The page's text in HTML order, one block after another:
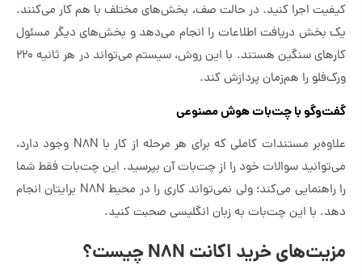
کیفیت اجرا کنید. در حالت صف، بخش‌های مختلف با هم کار می‌کنند.
یک بخش دریافت اطلاعات را انجام می‌دهد و بخش‌های دیگر مسئول
کارهای سنگین هستند. با این روش، سیستم می‌تواند در هر ثانیه ۲۲۰
ورک‌فلو را هم‌زمان پردازش کند.
گفت‌وگو با چت‌بات هوش مصنوعی
علاوه‌بر مستندات کاملی که برای هر مرحله از کار با N8N وجود دارد،
می‌توانید سوالات خود را از چت‌بات آن بپرسید. این چت‌بات فقط شما
را راهنمایی می‌کند؛ ولی نمی‌تواند کاری را در محیط N8N برایتان انجام
دهد. با این چت‌بات به زبان انگلیسی صحبت کنید.
مزیت‌های خرید اکانت N8N چیست؟